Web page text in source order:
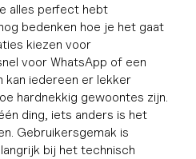
alles perfect hebt
bedenken hoe je het gaat
kiezen voor
voor WhatsApp of een
kan iedereen er lekker
hardnekkig gewoontes zijn.
ding, iets anders is het
Gebruikersgemak is
bij het technisch